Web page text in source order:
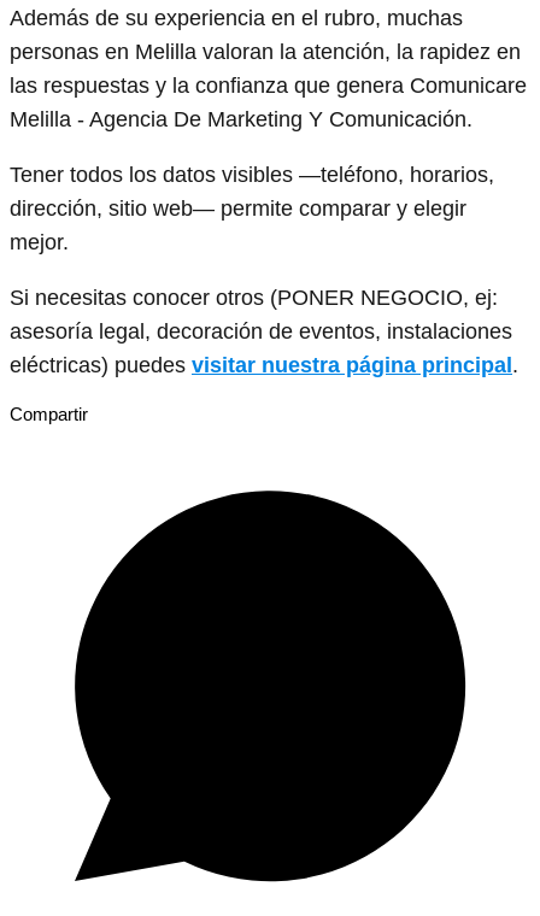
Además de su experiencia en el rubro, muchas
personas en Melilla valoran la atención, la rapidez en
las respuestas y la confianza que genera Comunicare
Melilla - Agencia De Marketing Y Comunicación.
Tener todos los datos visibles —teléfono, horarios,
dirección, sitio web— permite comparar y elegir
mejor.
Si necesitas conocer otros (PONER NEGOCIO, ej:
asesoría legal, decoración de eventos, instalaciones
eléctricas) puedes visitar nuestra página principal.
Compartir